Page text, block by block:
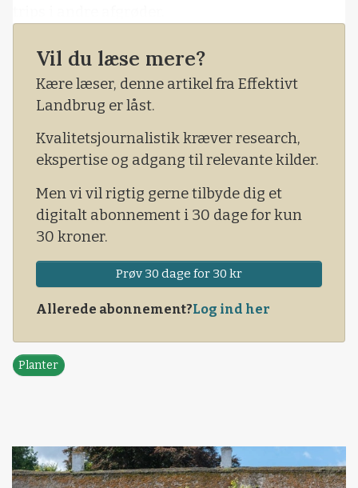
Vil du læse mere?
Kære læser, denne artikel fra Effektivt
Landbrug er låst.
Kvalitetsjournalistik kræver research,
ekspertise og adgang til relevante kilder.
Men vi vil rigtig gerne tilbyde dig et
digitalt abonnement i 30 dage for kun
30 kroner.
Prøv 30 dage for 30 kr
Allerede abonnement?Log ind her
Planter